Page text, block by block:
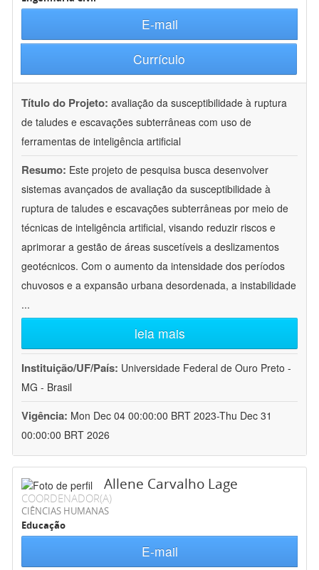
E-mail
Currículo
Título do Projeto: avaliação da susceptibilidade à ruptura
de taludes e escavações subterrâneas com uso de
ferramentas de inteligência artificial
Resumo: Este projeto de pesquisa busca desenvolver
sistemas avançados de avaliação da susceptibilidade à
ruptura de taludes e escavações subterrâneas por meio de
técnicas de inteligência artificial, visando reduzir riscos e
aprimorar a gestão de áreas suscetíveis a deslizamentos
geotécnicos. Com o aumento da intensidade dos períodos
chuvosos e a expansão urbana desordenada, a instabilidade
...
leia mais
Instituição/UF/País: Universidade Federal de Ouro Preto -
MG - Brasil
Vigência: Mon Dec 04 00:00:00 BRT 2023-Thu Dec 31
00:00:00 BRT 2026
Allene Carvalho Lage
COORDENADOR(A)
CIÊNCIAS HUMANAS
Educação
E-mail